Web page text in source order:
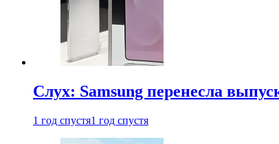
Слух: Samsung перенесла
1 год спустя1 год спустя